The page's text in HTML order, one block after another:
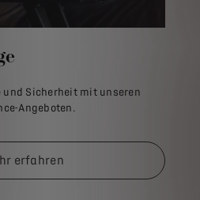
und Sicherheit mit unseren
Angeboten.
erfahren